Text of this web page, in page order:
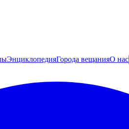
ЭнциклопедияГорода вещанияО нас